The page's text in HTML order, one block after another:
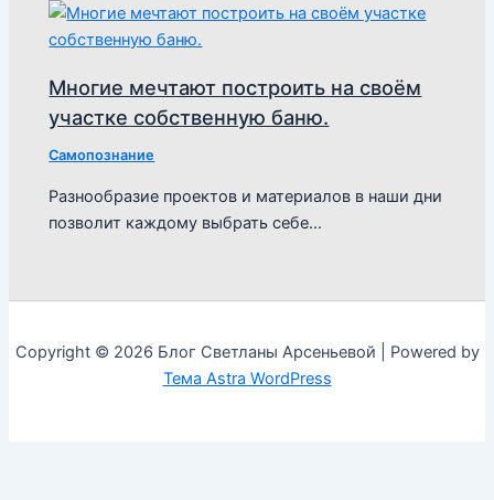
Многие мечтают построить на своём
участке собственную баню.
Самопознание
Разнообразие проектов и материалов в наши дни
позволит каждому выбрать себе…
Copyright © 2026 Блог Светланы Арсеньевой | Powered by
Тема Astra WordPress